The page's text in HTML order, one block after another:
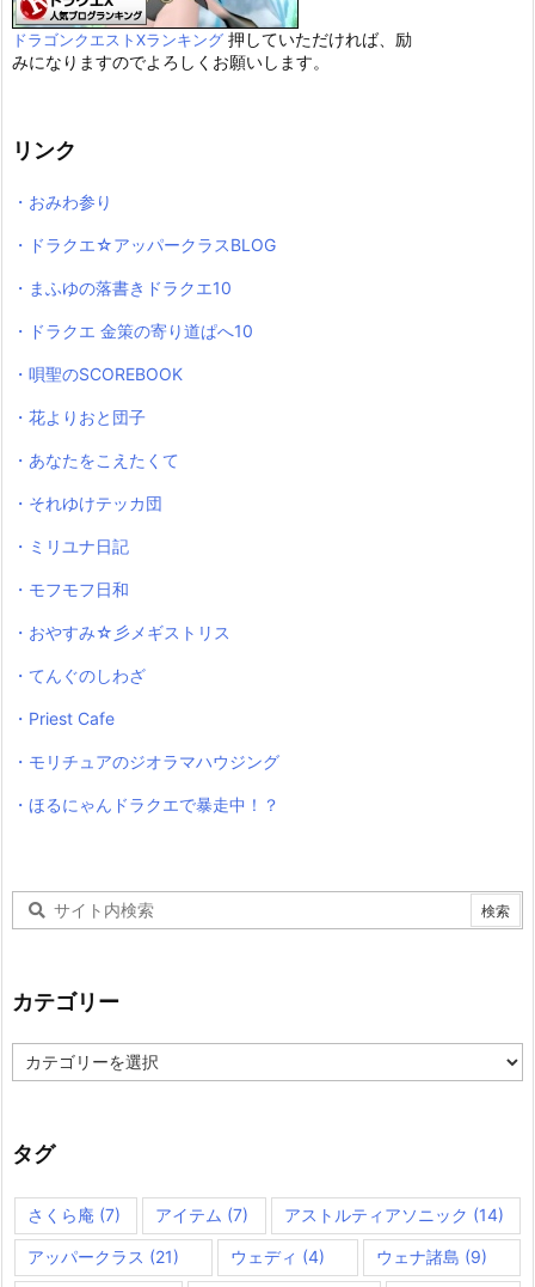
ドラゴンクエストXランキング 押していただければ、励
みになりますのでよろしくお願いします。
リンク
・おみわ参り
・ドラクエ☆アッパークラスBLOG
・まふゆの落書きドラクエ10
・ドラクエ 金策の寄り道ぱへ10
・唄聖のSCOREBOOK
・花よりおと団子
・あなたをこえたくて
・それゆけテッカ団
・ミリユナ日記
・モフモフ日和
・おやすみ☆彡メギストリス
・てんぐのしわざ
・Priest Cafe
・モリチュアのジオラマハウジング
・ほるにゃんドラクエで暴走中！？
カテゴリー
テ
ー
タグ
さくら庵 (7) アイテム (7) アストルティアソニック (14)
アッパークラス (21) ウェディ (4) ウェナ諸島 (9)